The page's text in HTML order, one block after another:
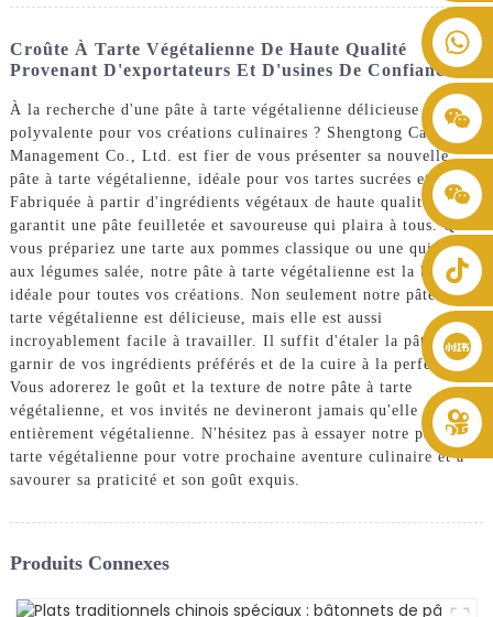
+86 8619946512999
Croûte À Tarte Végétalienne De Haute Qualité
Provenant D'exportateurs Et D'usines De Confiance
À la recherche d'une pâte à tarte végétalienne délicieuse et
polyvalente pour vos créations culinaires ? Shengtong Catering
Management Co., Ltd. est fier de vous présenter sa nouvelle
pâte à tarte végétalienne, idéale pour vos tartes sucrées et salées.
Fabriquée à partir d'ingrédients végétaux de haute qualité, elle
garantit une pâte feuilletée et savoureuse qui plaira à tous. Que
vous prépariez une tarte aux pommes classique ou une quiche
aux légumes salée, notre pâte à tarte végétalienne est la base
idéale pour toutes vos créations. Non seulement notre pâte à
tarte végétalienne est délicieuse, mais elle est aussi
incroyablement facile à travailler. Il suffit d'étaler la pâte, de la
garnir de vos ingrédients préférés et de la cuire à la perfection.
Vous adorerez le goût et la texture de notre pâte à tarte
végétalienne, et vos invités ne devineront jamais qu'elle est
entièrement végétalienne. N'hésitez pas à essayer notre pâte à
tarte végétalienne pour votre prochaine aventure culinaire et à
savourer sa praticité et son goût exquis.
Produits Connexes